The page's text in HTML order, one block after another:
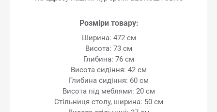
Розміри товару:
Ширина: 472 см
Висота: 73 см
Глибина: 76 см
Висота сидіння: 42 см
Глибина сидіння: 60 см
Висота під меблями: 20 см
Стільниця столу, ширина: 50 см